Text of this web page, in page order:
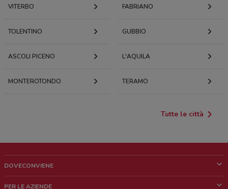
VITERBO FABRIANO
TOLENTINO GUBBIO
ASCOLI PICENO L'AQUILA
MONTEROTONDO TERAMO
Tutte le città
DOVECONVIENE
PER LE AZIENDE